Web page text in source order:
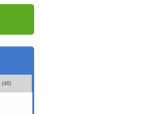
(46)